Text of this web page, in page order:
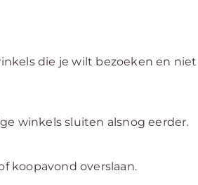
die je wilt bezoeken en niet
winkels sluiten alsnog eerder.
koopavond overslaan.